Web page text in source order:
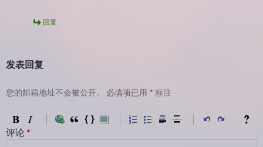
回复
发表回复
您的邮箱地址不会被公开。 必填项已用 * 标注
评论 *